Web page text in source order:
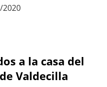
2020
a la casa del
Valdecilla